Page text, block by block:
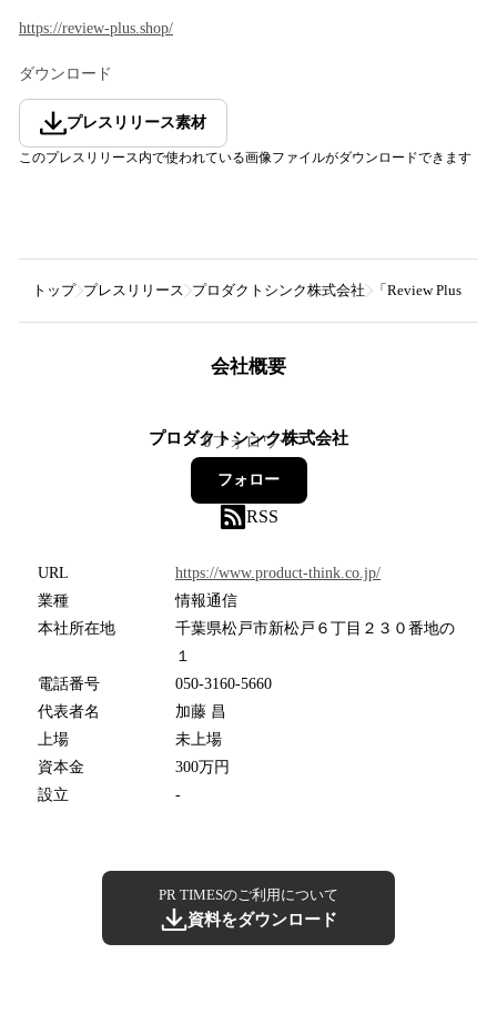
https://review-plus.shop/
ダウンロード
プレスリリース素材
このプレスリリース内で使われている画像ファイルがダウンロードできます
トップ プレスリリース プロダクトシンク株式会社 「Review Plus（
会社概要
プロダクトシンク株式会社
0フォロワー
フォロー
RSS
URL
https://www.product-think.co.jp/
業種
情報通信
本社所在地
千葉県松戸市新松戸６丁目２３０番地の
１
電話番号
050-3160-5660
代表者名
加藤 昌
上場
未上場
資本金
300万円
設立
-
PR TIMESのご利用について
資料をダウンロード